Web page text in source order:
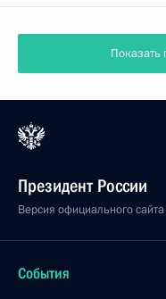
Показать
Президент России
Версия официального
События